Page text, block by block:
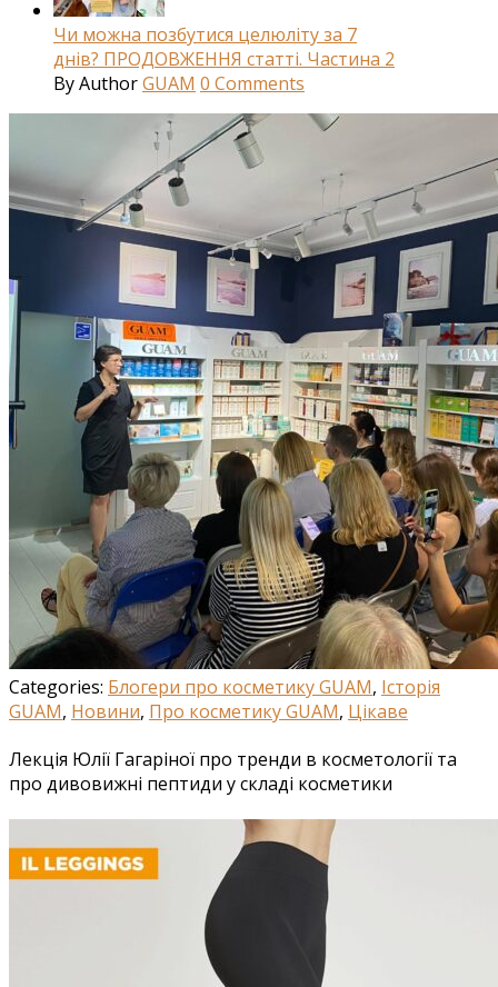
Чи можна позбутися целюліту за 7
днів? ПРОДОВЖЕННЯ статті. Частина 2
ByAuthorGUAM 0 Comments
Categories: Блогери про косметику GUAM, Історія
GUAM, Новини, Про косметику GUAM, Цікаве
Лекція Юлії Гагаріної про тренди в косметології та
про дивовижні пептиди у складі косметики